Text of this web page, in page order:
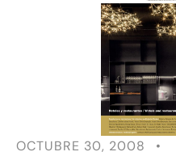
OCTUBRE 30, 2008
•